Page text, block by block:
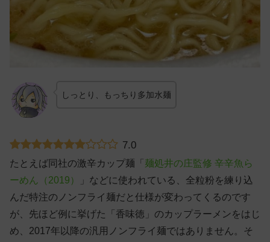
しっとり、もっちり多加水麺
7.0
たとえば同社の激辛カップ麺「 麺処井の庄監修 辛辛魚ら
ーめん（2019）
」などに使われている、全粒粉を練り込
んだ特注のノンフライ麺だと仕様が変わってくるのです
が、先ほど例に挙げた「香味徳」のカップラーメンをはじ
め、2017年以降の汎用ノンフライ麺ではありません。そ